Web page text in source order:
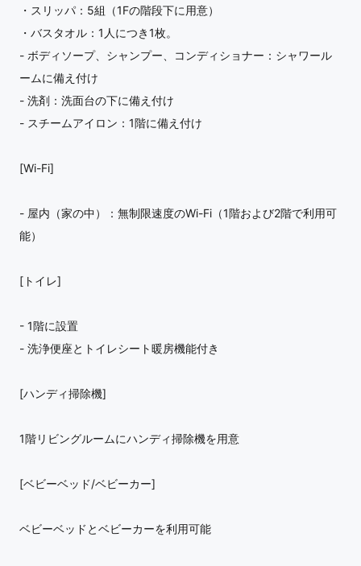
・スリッパ：5組（1Fの階段下に用意）
・バスタオル：1人につき1枚。
- ボディソープ、シャンプー、コンディショナー：シャワール
ームに備え付け
- 洗剤：洗面台の下に備え付け
- スチームアイロン：1階に備え付け
[Wi-Fi]
- 屋内（家の中）：無制限速度のWi-Fi（1階および2階で利用可
能）
[トイレ]
- 1階に設置
- 洗浄便座とトイレシート暖房機能付き
[ハンディ掃除機]
1階リビングルームにハンディ掃除機を用意
[ベビーベッド/ベビーカー]
ベビーベッドとベビーカーを利用可能